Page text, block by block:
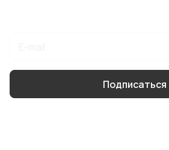
Подписаться